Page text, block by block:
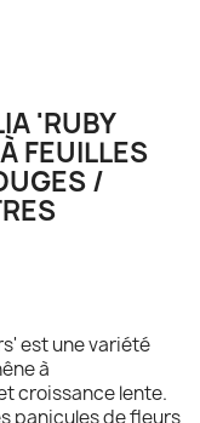
'RUBY
FEUILLES
/
est une variété
à
croissance lente.
panicules de fleurs